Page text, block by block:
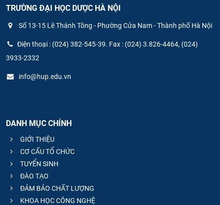
TRƯỜNG ĐẠI HỌC DƯỢC HÀ NỘI
Số 13-15 Lê Thánh Tông - Phường Cửa Nam - Thành phố Hà Nội
Điện thoại : (024) 382-545-39. Fax : (024) 3.826-4464, (024)
3933-2332
info@hup.edu.vn
DANH MỤC CHÍNH
GIỚI THIỆU
CƠ CẤU TỔ CHỨC
TUYỂN SINH
ĐÀO TẠO
ĐẢM BẢO CHẤT LƯỢNG
KHOA HỌC CÔNG NGHỆ